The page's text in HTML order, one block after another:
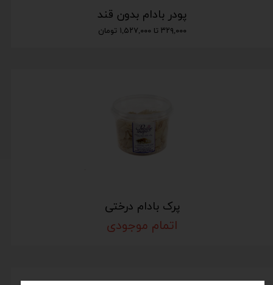
پودر بادام بدون قند
۳۲۹,۰۰۰ تا ۱,۵۲۷,۰۰۰ تومان
پرک بادام درختی
اتمام موجودی